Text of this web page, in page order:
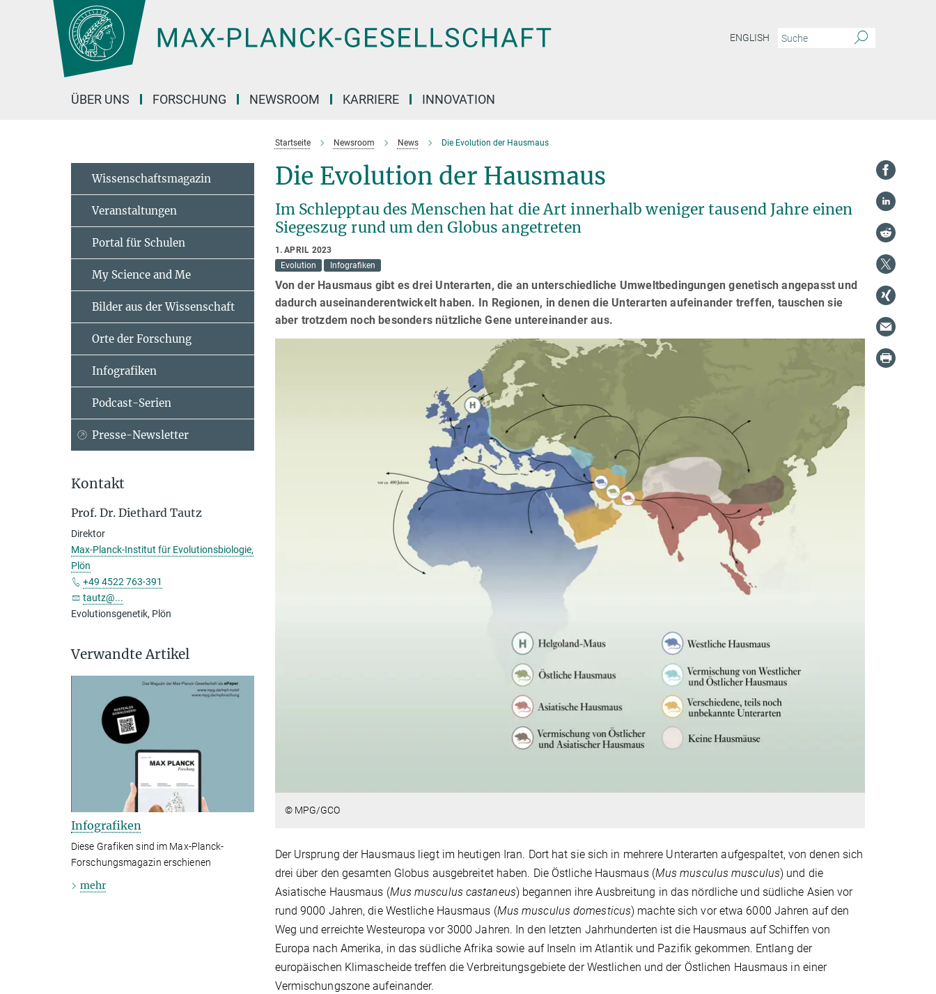
Hauptinhalt
ENGLISH
ÜBER UNS FORSCHUNG NEWSROOM KARRIERE INNOVATION
Startseite Newsroom News Die Evolution der Hausmaus
Die Evolution der Hausmaus
Im Schlepptau des Menschen hat die Art innerhalb weniger tausend Jahre einen
Siegeszug rund um den Globus angetreten
1. APRIL 2023
Evolution
Infografiken
Von der Hausmaus gibt es drei Unterarten, die an unterschiedliche Umweltbedingungen genetisch angepasst und
dadurch auseinanderentwickelt haben. In Regionen, in denen die Unterarten aufeinander treffen, tauschen sie
aber trotzdem noch besonders nützliche Gene untereinander aus.
© MPG/GCO
Der Ursprung der Hausmaus liegt im heutigen Iran. Dort hat sie sich in mehrere Unterarten aufgespaltet, von denen sich
drei über den gesamten Globus ausgebreitet haben. Die Östliche Hausmaus (Mus musculus musculus) und die
Asiatische Hausmaus (Mus musculus castaneus) begannen ihre Ausbreitung in das nördliche und südliche Asien vor
rund 9000 Jahren, die Westliche Hausmaus (Mus musculus domesticus) machte sich vor etwa 6000 Jahren auf den
Weg und erreichte Westeuropa vor 3000 Jahren. In den letzten Jahrhunderten ist die Hausmaus auf Schiffen von
Europa nach Amerika, in das südliche Afrika sowie auf Inseln im Atlantik und Pazifik gekommen. Entlang der
europäischen Klimascheide treffen die Verbreitungsgebiete der Westlichen und der Östlichen Hausmaus in einer
Vermischungszone aufeinander.
Wissenschaftsmagazin
Veranstaltungen
Portal für Schulen
My Science and Me
Bilder aus der Wissenschaft
Orte der Forschung
Infografiken
Podcast-Serien
Presse-Newsletter
Kontakt
Prof. Dr. Diethard Tautz
Direktor
Max-Planck-Institut für Evolutionsbiologie,
Plön
+49 4522 763-391
tautz@...
Evolutionsgenetik, Plön
Verwandte Artikel
Infografiken
Diese Grafiken sind im Max-Planck-
Forschungsmagazin erschienen
mehr